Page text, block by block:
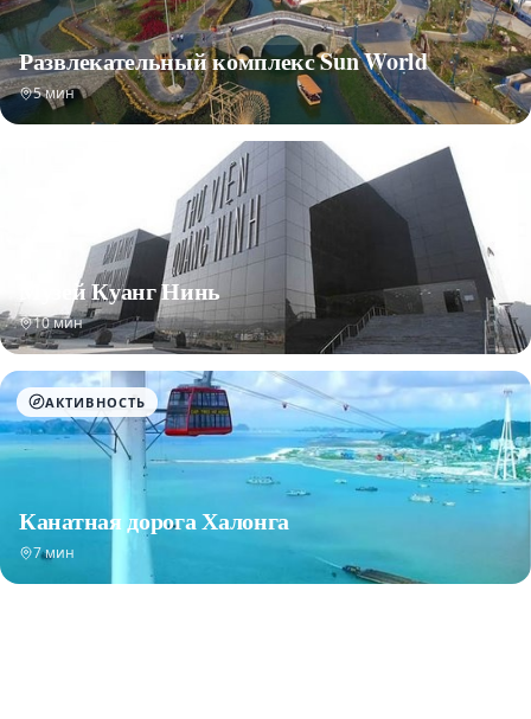
Развлекательный комплекс Sun World
5 мин
Музей Куанг Нинь
10 мин
АКТИВНОСТЬ
Канатная дорога Халонга
7 мин